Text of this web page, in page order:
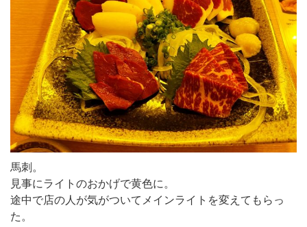
馬刺。
見事にライトのおかげで黄色に。
途中で店の人が気がついてメインライトを変えてもらっ
た。